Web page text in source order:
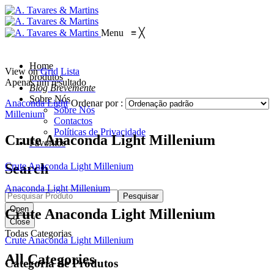
Menu ≡ ╳
Home
produtos
Blog Brevemente
Sobre Nós
Sobre Nós
Contactos
Políticas de Privacidade
Favoritos
Search
Pesquisar
Open
Close
Todas Categorias
All Categories
View on Grid Lista
Apenas um resultado
Ordenar por :
Anaconda Light
Millenium
Crute Anaconda Light Millenium
Crute Anaconda Light Millenium
Anaconda Light Millenium
Crute Anaconda Light Millenium
Crute Anaconda Light Millenium
Categoria de Produtos